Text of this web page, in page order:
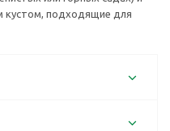
подходящие для